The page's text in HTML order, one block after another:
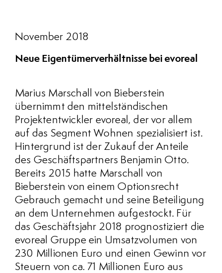
November 2018
Neue Eigentümerverhältnisse bei evoreal
Marius Marschall von Bieberstein
übernimmt den mittelständischen
Projektentwickler evoreal, der vor allem
auf das Segment Wohnen spezialisiert ist.
Hintergrund ist der Zukauf der Anteile
des Geschäftspartners Benjamin Otto.
Bereits 2015 hatte Marschall von
Bieberstein von einem Optionsrecht
Gebrauch gemacht und seine Beteiligung
an dem Unternehmen aufgestockt. Für
das Geschäftsjahr 2018 prognostiziert die
evoreal Gruppe ein Umsatzvolumen von
230 Millionen Euro und einen Gewinn vor
Steuern von ca. 71 Millionen Euro aus